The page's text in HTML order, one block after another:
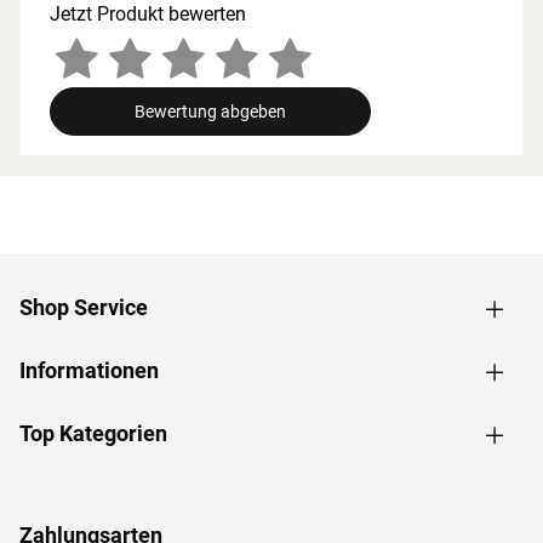
kann feucht-warme Luft besser abziehen. In diesem
Zusammenhang müssen die Mindestraumhöhe und -
breite beachtet werden.
Grundausstattung
Saunagast besonders angenehm. In der
Grundausstattung sind folgende Liegebänke enthalten: 1
Espenholz).
Räume. Sie nutzt jeden Quadratmeter sinnvoll und ist in
nahezu jeden Raum integrierbar - äußerst kompakt und
integrierten LED-Lampen zaubert harmonisches Licht um
Jetzt Produkt bewerten
Bewertung abgeben
Shop Service
Informationen
Top Kategorien
Zahlungsarten